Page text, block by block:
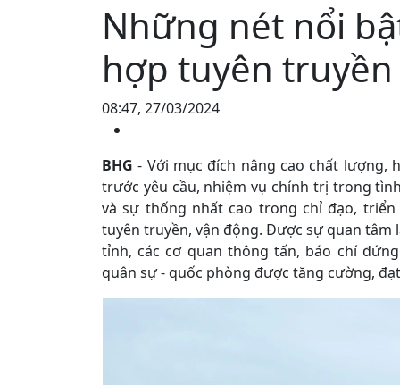
Những nét nổi
hợp tuyên truyền
08:47, 27/03/2024
BHG - Với mục đích nâng cao chất lượng,
trước yêu cầu, nhiệm vụ chính trị trong
và sự thống nhất cao trong chỉ đạo,
tuyên truyền, vận động. Được sự quan tâm
tỉnh, các cơ quan thông tấn, báo chí
quân sự - quốc phòng được tăng cường,